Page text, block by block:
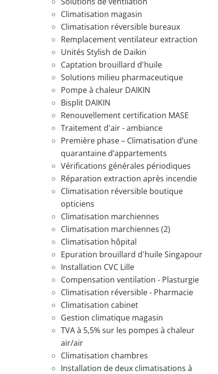
Climatisation magasin
Climatisation réversible bureaux
Remplacement ventilateur extraction
Unités Stylish de Daikin
Captation brouillard d'huile
Solutions milieu pharmaceutique
Pompe à chaleur DAIKIN
Bisplit DAIKIN
Renouvellement certification MASE
Traitement d'air - ambiance
Première phase – Climatisation d’une
quarantaine d’appartements
Vérifications générales périodiques
Réparation extraction après incendie
Climatisation réversible boutique
opticiens
Climatisation marchiennes
Climatisation marchiennes (2)
Climatisation hôpital
Epuration brouillard d'huile Singapour
Installation CVC Lille
Compensation ventilation - Plasturgie
Climatisation réversible - Pharmacie
Climatisation cabinet
Gestion climatique magasin
TVA à 5,5% sur les pompes à chaleur
air/air
Climatisation chambres
Installation de deux climatisations à